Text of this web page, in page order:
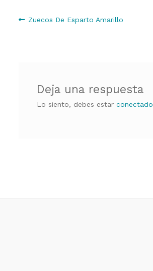
Navegación
Anterior:
Zuecos De Esparto Amarillo
Deja una respuesta
Lo siento, debes estarconectado